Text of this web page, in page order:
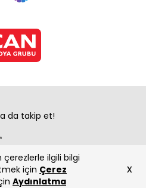
ilgili bilgi
için Çerez
Aydınlatma
x
da takip et!